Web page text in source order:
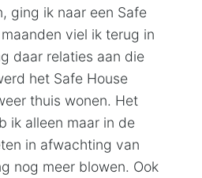
ging ik naar een Safe
viel ik terug in
daar relaties aan die
het Safe House
thuis wonen. Het
ik alleen maar in de
in afwachting van
nog meer blowen. Ook